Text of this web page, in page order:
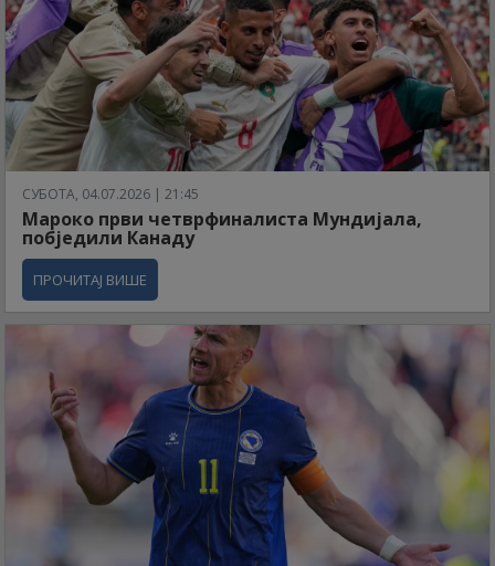
СУБОТА, 04.07.2026 | 21:45
Мароко први четврфиналиста Мундијала,
побједили Канаду
ПРОЧИТАЈ ВИШЕ